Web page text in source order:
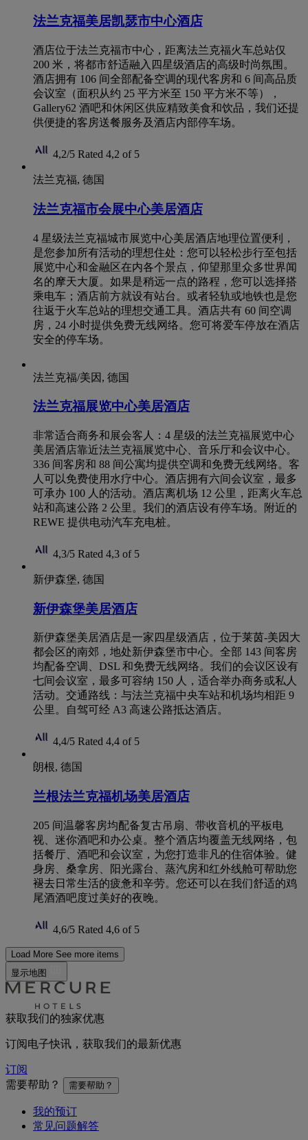
法兰克福美居凯瑟市中心酒店
酒店位于法兰克福市中心，距离法兰克福火车总站仅
200 米，将都市舒适融入四星级酒店的高级时尚氛围。
酒店拥有 106 间全部配备空调的现代客房和 6 间高品质
会议室（面积从约 25 平方米至 150 平方米不等），
Gallery62 酒吧和休闲区供应精致美食和饮品，我们还提
供便捷的客房送餐服务及酒店内部停车场。
4,2/5 Rated 4,2 of 5
法兰克福, 德国
法兰克福市会展中心美居酒店
4 星级法兰克福城市展览中心美居酒店地理位置便利，
是您参加所有活动的理想住处：您可以轻松步行至包括
展览中心和金融区在内各个景点，仰望那里众多世界闻
名的摩天大厦。如果是稍远一点的路程，您可以选择搭
乘电车；酒店前方就设有站台。或者轻轨或地铁也是您
往返于火车总站的理想交通工具。酒店共有 60 间空调
房，24 小时提供免费无线网络。您可将爱车停放在酒店
安全的停车场。
法兰克福/美因, 德国
法兰克福展览中心美居酒店
非常适合商务和展会客人：4 星级的法兰克福展览中心
美居酒店靠近法兰克福展览中心、音乐厅和会议中心。
336 间客房和 88 间公寓均提供空调和免费无线网络。客
人可以免费使用水疗中心。酒店拥有六间会议室，最多
可承办 100 人的活动。酒店离机场 12 公里，距离火车总
站和高速公路 2 公里。我们的酒店设有停车场。附近的
REWE 提供电动汽车充电桩。
4,3/5 Rated 4,3 of 5
新伊森堡, 德国
新伊森堡美居酒店
新伊森堡美居酒店是一家四星级酒店，位于莱茵-美因大
都会区的南郊，地处新伊森堡市中心。全部 143 间客房
均配备空调、DSL 和免费无线网络。我们的会议区设有
七间会议室，最多可容纳 150 人，适合举办商务或私人
活动。交通路线：与法兰克福中央车站和机场均相距 9
公里。自驾可经 A3 高速公路抵达酒店。
4,4/5 Rated 4,4 of 5
朗根, 德国
兰根法兰克福机场美居酒店
205 间温馨客房均配备复古吊扇、带收音机的平板电
视、迷你酒吧和办公桌。整个酒店均覆盖无线网络，包
括餐厅、酒吧和会议室，为您打造非凡的住宿体验。健
身房、桑拿房、阳光露台、蒸汽房和红外线舱可帮助您
褪去日常生活的疲惫和辛劳。您还可以在我们舒适的鸡
尾酒酒吧度过美好的夜晚。
4,6/5 Rated 4,6 of 5
Load More See more items
显示地图
获取我们的独家优惠
订阅电子快讯，获取我们的最新优惠
订阅
需要帮助？
需要帮助？
我的预订
常见问题解答